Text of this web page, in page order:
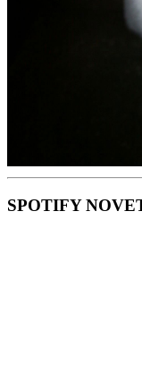
SPOTIFY